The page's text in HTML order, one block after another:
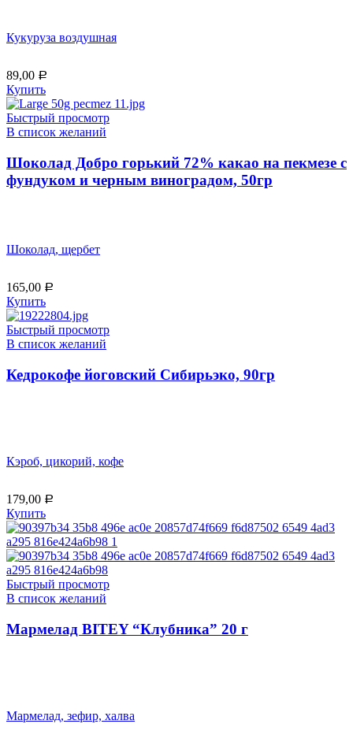
Кукуруза воздушная
89,00 Р
Купить
Быстрый просмотр
В список желаний
Шоколад Добро горький 72% какао на пекмезе с
фундуком и черным виноградом, 50гр
Шоколад, щербет
165,00 Р
Купить
Быстрый просмотр
В список желаний
Кедрокофе йоговский Сибирьэко, 90гр
Кэроб, цикорий, кофе
179,00 Р
Купить
Быстрый просмотр
В список желаний
Мармелад BITEY “Клубника” 20 г
Мармелад, зефир, халва